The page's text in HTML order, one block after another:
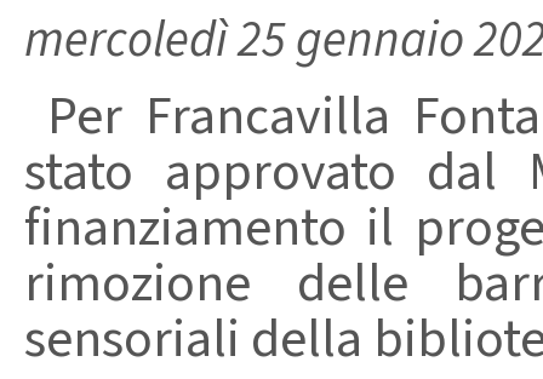
mercoledì 25 gennaio
Per Francavilla
stato approvato dal
finanziamento il
rimozione delle
sensoriali della